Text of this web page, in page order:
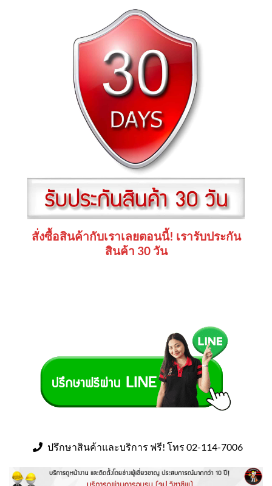
สั่งซื้อสินค้ากับเราเลยตอนนี้! เรารับประกัน
สินค้า 30 วัน
ปรึกษาสินค้าและบริการ ฟรี! โทร 02-114-7006